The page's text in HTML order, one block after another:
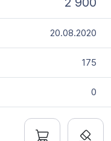
20.08.2020
175
0